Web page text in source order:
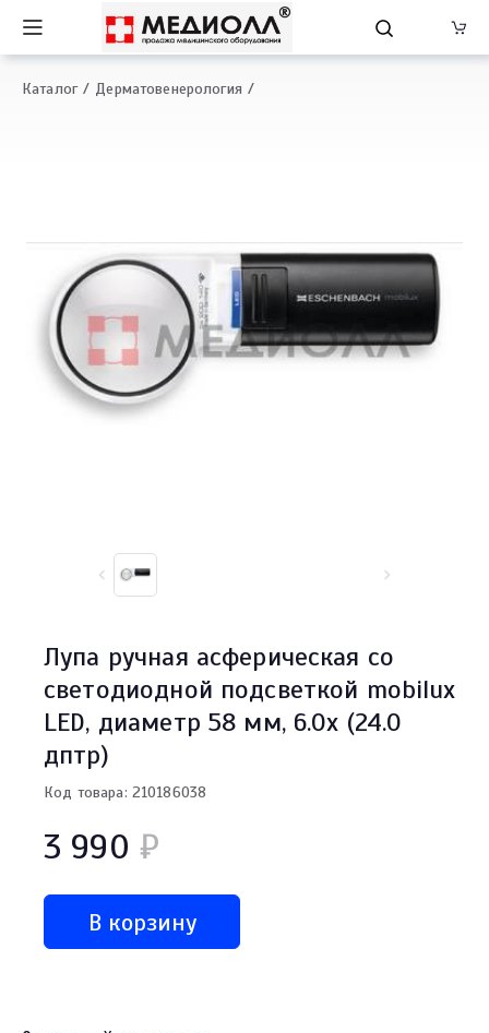
Каталог Дерматовенерология
Лупа ручная асферическая со
светодиодной подсветкой mobilux
LED, диаметр 58 мм, 6.0х (24.0
дптр)
Код товара: 210186038
3 990 ₽
В корзину